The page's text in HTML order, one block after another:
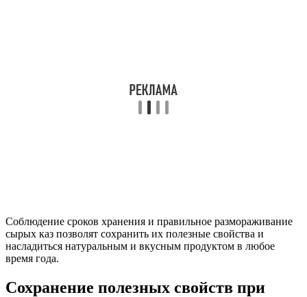
Соблюдение сроков хранения и правильное размораживание
сырых каз позволят сохранить их полезные свойства и
насладиться натуральным и вкусным продуктом в любое
время года.
Сохранение полезных свойств при